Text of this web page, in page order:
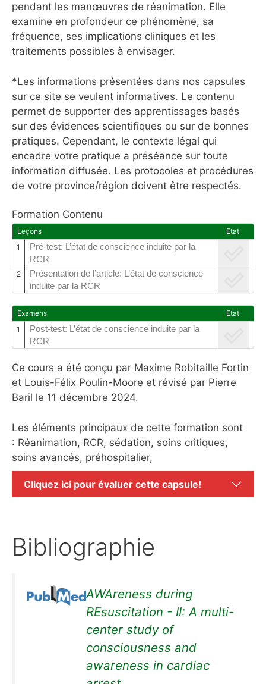
pendant les manœuvres de réanimation. Elle
examine en profondeur ce phénomène, sa
fréquence, ses implications cliniques et les
traitements possibles à envisager.
*Les informations présentées dans nos capsules
sur ce site se veulent informatives. Le contenu
permet de supporter des apprentissages basés
sur des évidences scientifiques ou sur de bonnes
pratiques. Cependant, le contexte légal qui
encadre votre pratique a préséance sur toute
information diffusée. Les protocoles et procédures
de votre province/région doivent être respectés.
Formation Contenu
Leçons
Etat
1
Pré-test: L’état de conscience induite par la
RCR
2
Présentation de l’article: L’état de conscience
induite par la RCR
Examens
Etat
1
Post-test: L’état de conscience induite par la
RCR
Ce cours a été conçu par Maxime Robitaille Fortin
et Louis-Félix Poulin-Moore et révisé par Pierre
Baril le 11 décembre 2024.
Les éléments principaux de cette formation sont
: Réanimation, RCR, sédation, soins critiques,
soins avancés, préhospitalier,
Cliquez ici pour évaluer cette capsule!
Bibliographie
AWAreness during
REsuscitation - II: A multi-
center study of
consciousness and
awareness in cardiac